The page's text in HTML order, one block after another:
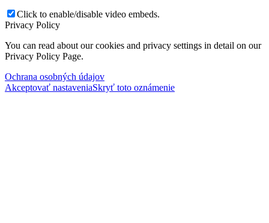
Click to enable/disable video embeds.
Privacy Policy
You can read about our cookies and privacy settings in detail on our
Privacy Policy Page.
Ochrana osobných údajov
Akceptovať nastaveniaSkryť toto oznámenie